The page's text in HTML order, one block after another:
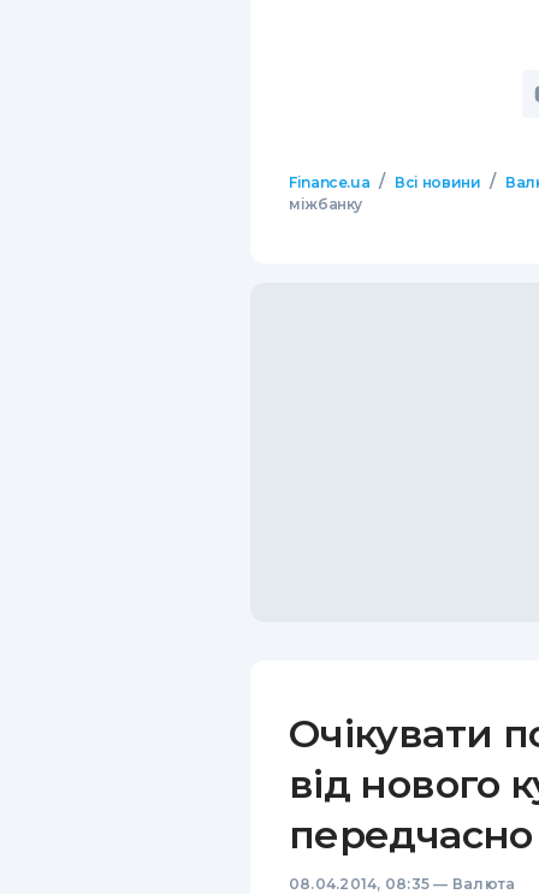
Finance.ua / Всі новини /
міжбанку
Очікувати
від нового
08.04.2014, 08:35 — Валюта